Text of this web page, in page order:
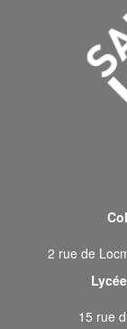
2 rue de
15 rue